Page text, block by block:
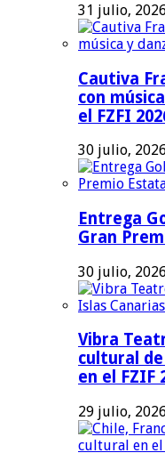
31 julio, 2026
Cautiva
con
el FZFI
30 julio, 2026
Entrega
Gran
30 julio, 2026
Vibra
cultural
en el FZIF
29 julio, 2026